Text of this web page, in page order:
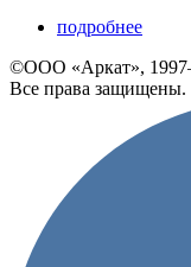
подробнее
©ООО «Аркат»,
Все права защищены.